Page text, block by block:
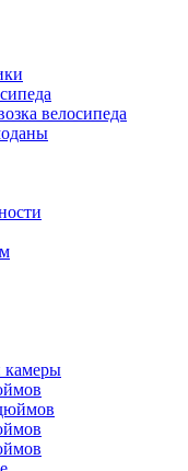
велосипеда
камеры